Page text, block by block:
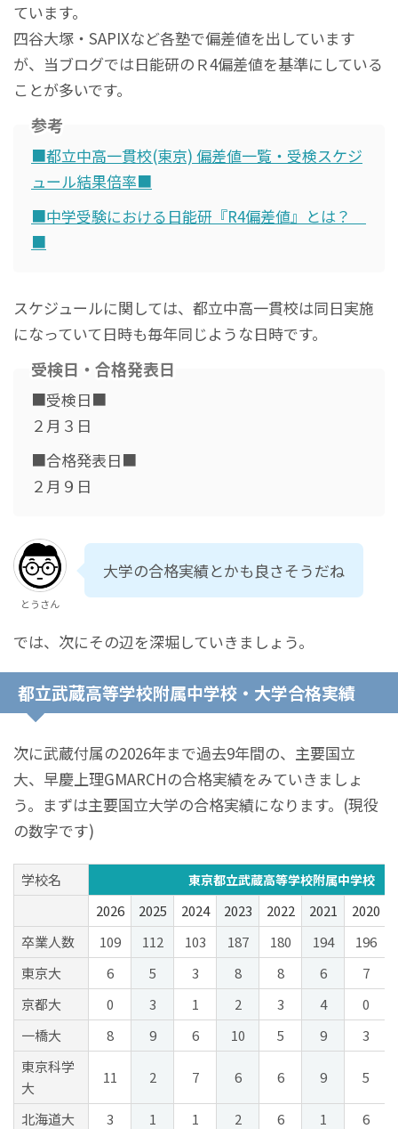
ています。
四谷大塚・SAPIXなど各塾で偏差値を出しています
が、当ブログでは日能研のＲ4偏差値を基準にしている
ことが多いです。
参考
■都立中高一貫校(東京) 偏差値一覧・受検スケジ
ュール結果倍率■
■中学受験における日能研『R4偏差値』とは？
■
スケジュールに関しては、都立中高一貫校は同日実施
になっていて日時も毎年同じような日時です。
受検日・合格発表日
■受検日■
２月３日
■合格発表日■
２月９日
とうさん
大学の合格実績とかも良さそうだね
では、次にその辺を深堀していきましょう。
都立武蔵高等学校附属中学校・大学合格実績
次に武蔵付属の2026年まで過去9年間の、主要国立
大、早慶上理GMARCHの合格実績をみていきましょ
う。まずは主要国立大学の合格実績になります。(現役
の数字です)
学校名 東京都立武蔵高等学校附属中学校
2026 2025 2024 2023 2022 2021 2020
卒業人数
109 112 103 187 180 194
196
東京大
6 5 3 8 8 6
7
京都大
0 3 1 2 3 4
0
一橋大
8 9 6 10 5 9
3
東京科学
大
11 2 7 6 6 9 5
北海道大 3 1 1 2 6 1
6